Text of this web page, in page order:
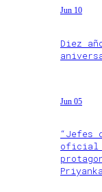
Jun 10
Diez
Jun 05
“Jefes
oficial